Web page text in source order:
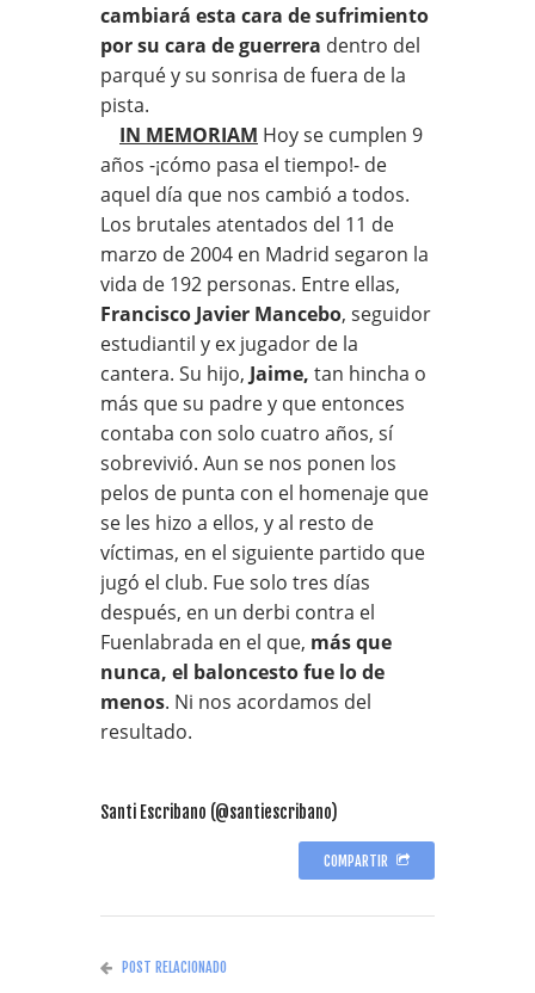
cambiará esta cara de sufrimiento
por su cara de guerrera dentro del
parqué y su sonrisa de fuera de la
pista.
IN MEMORIAM Hoy se cumplen 9
años -¡cómo pasa el tiempo!- de
aquel día que nos cambió a todos.
Los brutales atentados del 11 de
marzo de 2004 en Madrid segaron la
vida de 192 personas. Entre ellas,
Francisco Javier Mancebo, seguidor
estudiantil y ex jugador de la
cantera. Su hijo, Jaime, tan hincha o
más que su padre y que entonces
contaba con solo cuatro años, sí
sobrevivió. Aun se nos ponen los
pelos de punta con el homenaje que
se les hizo a ellos, y al resto de
víctimas, en el siguiente partido que
jugó el club. Fue solo tres días
después, en un derbi contra el
Fuenlabrada en el que, más que
nunca, el baloncesto fue lo de
menos. Ni nos acordamos del
resultado.
Santi Escribano (@santiescribano)
COMPARTIR
POST RELACIONADO